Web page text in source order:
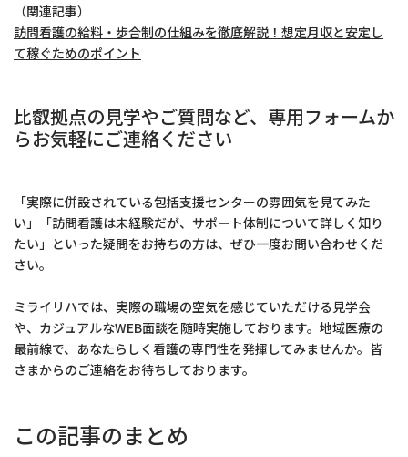
（関連記事）
訪問看護の給料・歩合制の仕組みを徹底解説！想定月収と安定し
て稼ぐためのポイント
比叡拠点の見学やご質問など、専用フォームか
らお気軽にご連絡ください
「実際に併設されている包括支援センターの雰囲気を見てみた
い」「訪問看護は未経験だが、サポート体制について詳しく知り
たい」といった疑問をお持ちの方は、ぜひ一度お問い合わせくだ
さい。
ミライリハでは、実際の職場の空気を感じていただける見学会
や、カジュアルなWEB面談を随時実施しております。地域医療の
最前線で、あなたらしく看護の専門性を発揮してみませんか。皆
さまからのご連絡をお待ちしております。
この記事のまとめ